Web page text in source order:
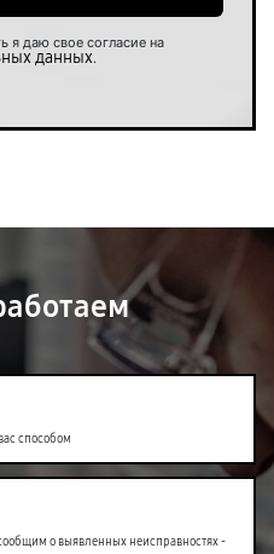
я даю свое согласие на
данных.
способом
о выявленных неисправностях -